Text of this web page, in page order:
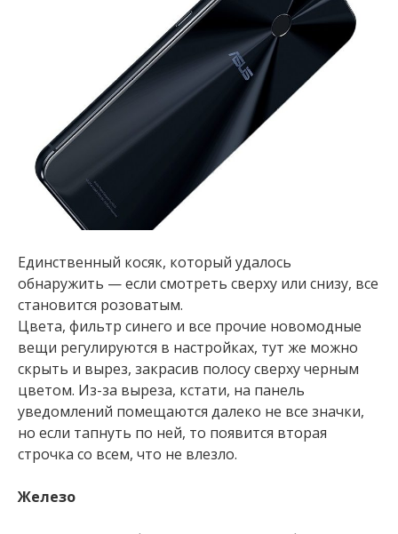
Единственный косяк, который удалось
обнаружить — если смотреть сверху или снизу, все
становится розоватым.
Цвета, фильтр синего и все прочие новомодные
вещи регулируются в настройках, тут же можно
скрыть и вырез, закрасив полосу сверху черным
цветом. Из-за выреза, кстати, на панель
уведомлений помещаются далеко не все значки,
но если тапнуть по ней, то появится вторая
строчка со всем, что не влезло.
Железо